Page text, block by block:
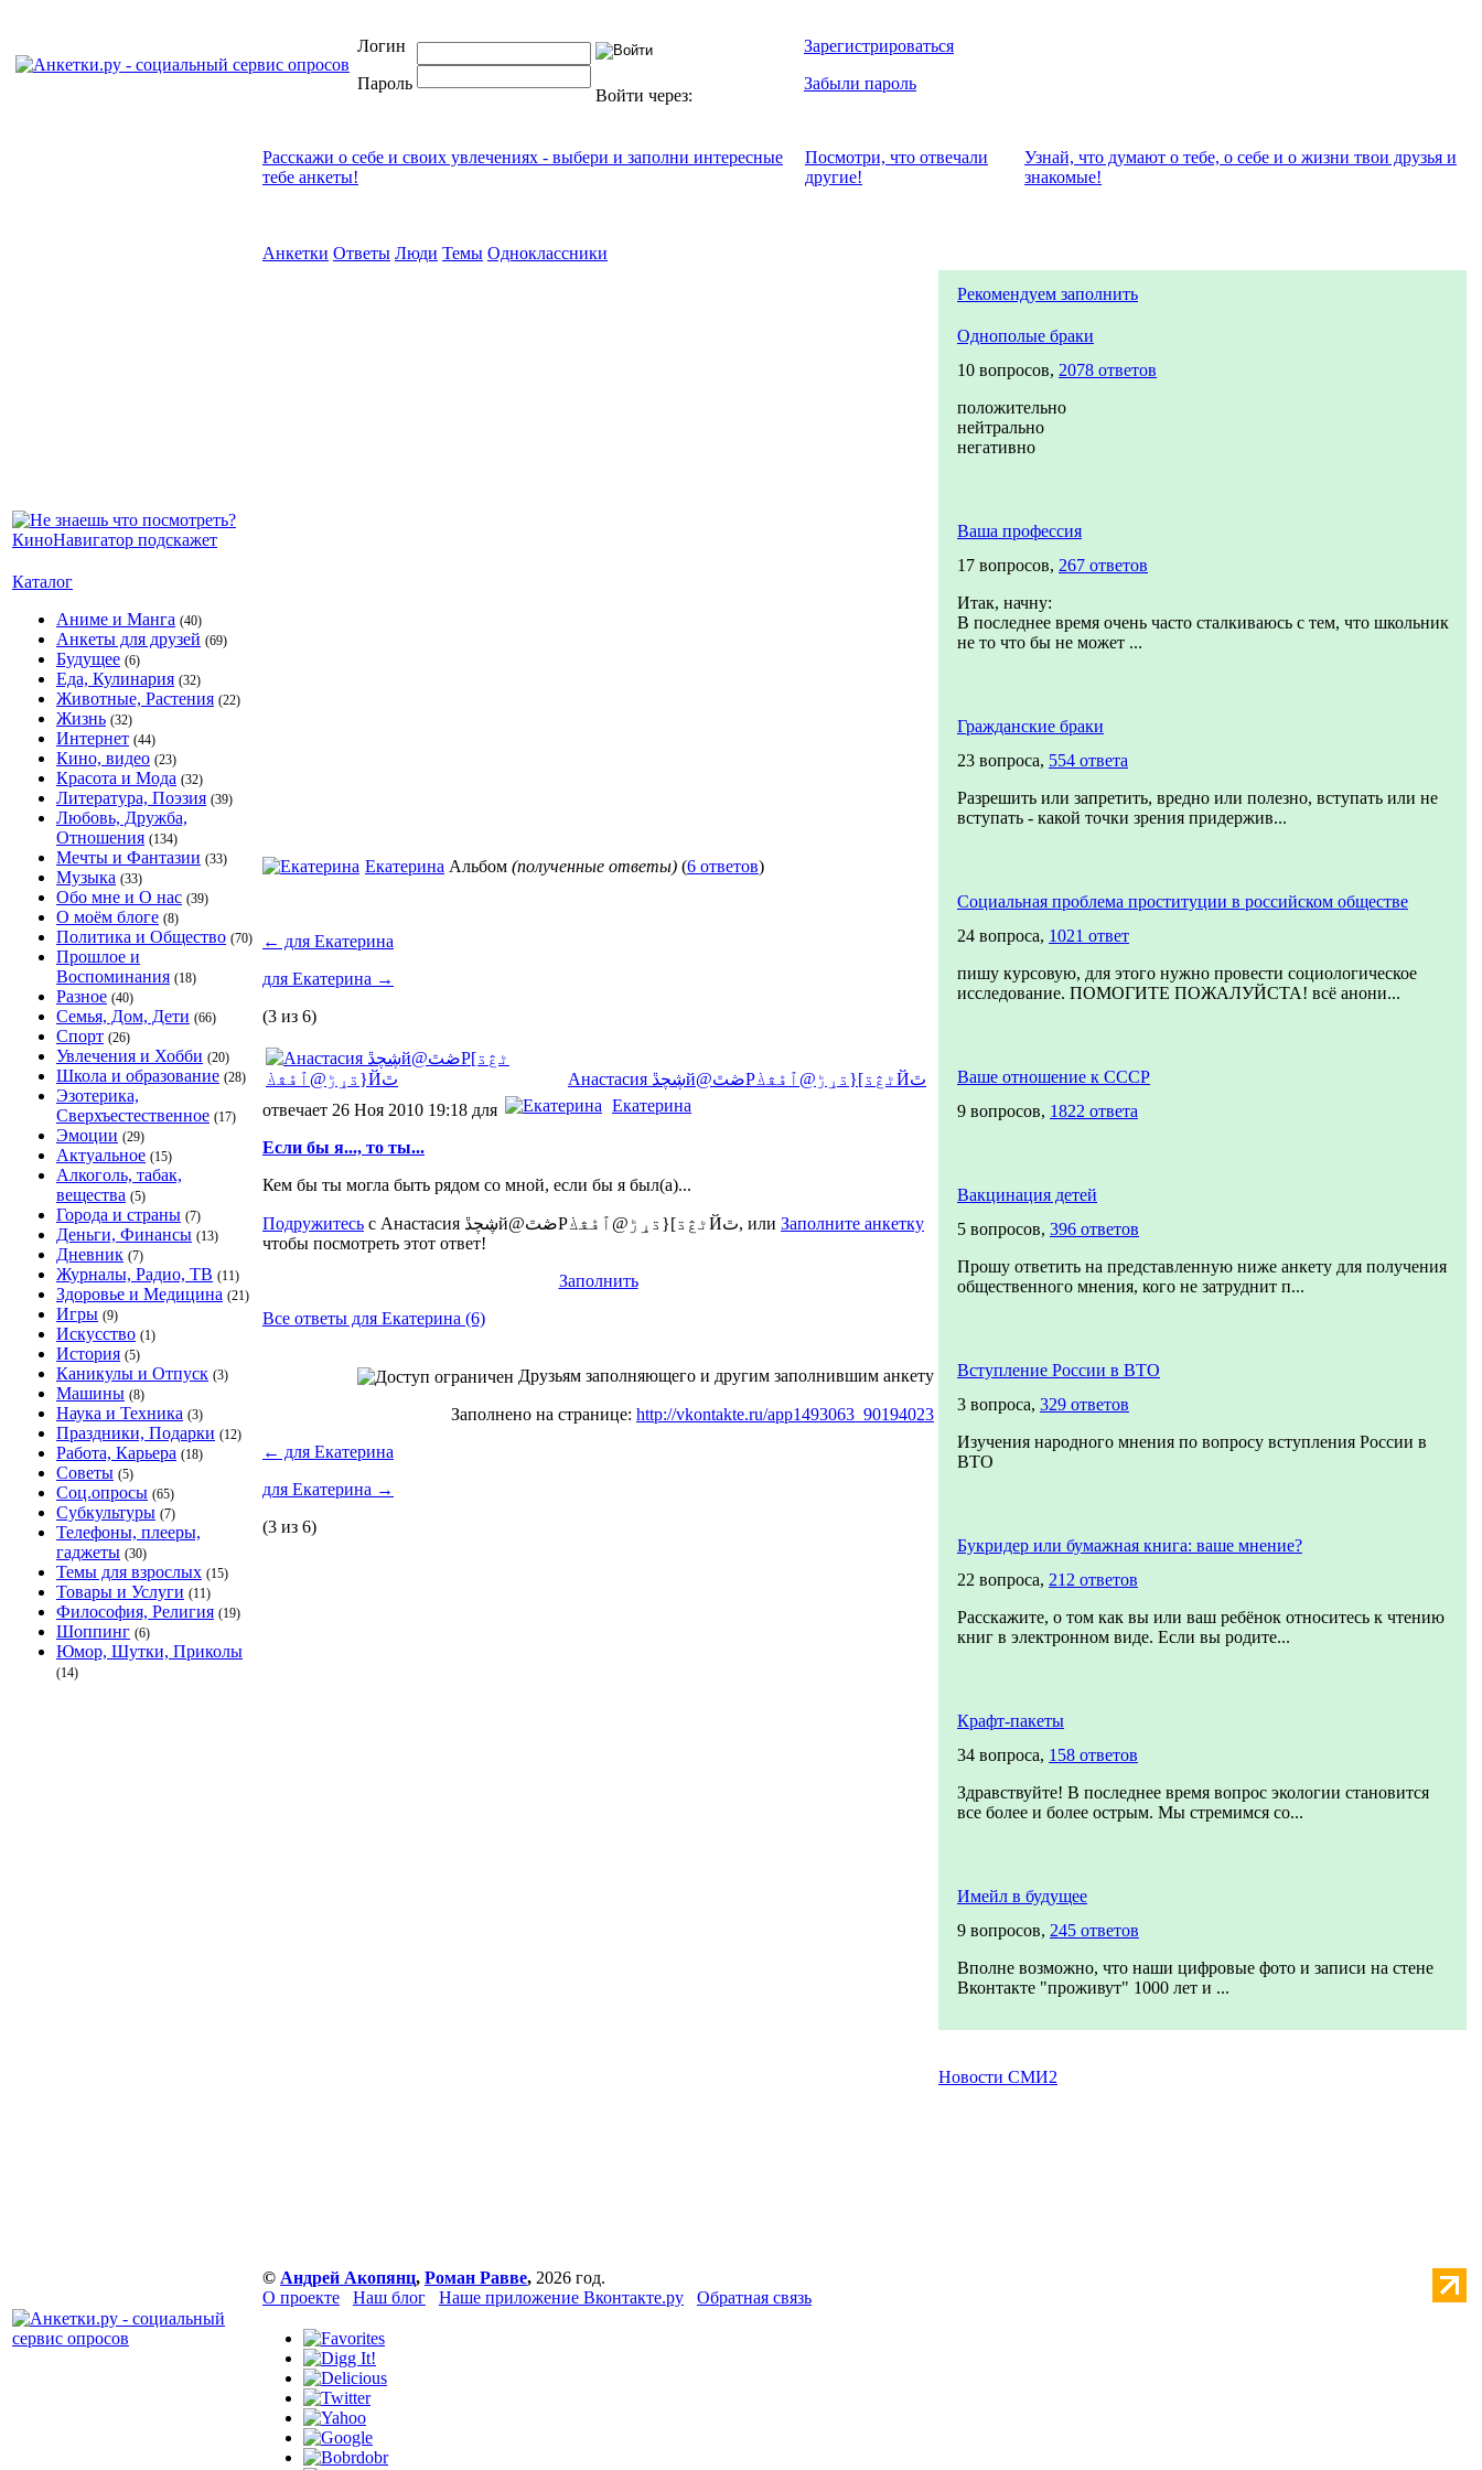
Логин
Пароль
Войти через:
Зарегистрироваться
Забыли пароль
Каталог
Аниме и Манга (40)
Анкеты для друзей (69)
Будущее (6)
Еда, Кулинария (32)
Животные, Растения (22)
Жизнь (32)
Интернет (44)
Кино, видео (23)
Красота и Мода (32)
Литература, Поэзия (39)
Любовь, Дружба,
Отношения (134)
Мечты и Фантазии (33)
Музыка (33)
Обо мне и О нас (39)
О моём блоге (8)
Политика и Общество (70)
Прошлое и
Воспоминания (18)
Разное (40)
Семья, Дом, Дети (66)
Спорт (26)
Увлечения и Хобби (20)
Школа и образование (28)
Эзотерика,
Сверхъестественное (17)
Эмоции (29)
Актуальное (15)
Алкоголь, табак,
вещества (5)
Города и страны (7)
Деньги, Финансы (13)
Дневник (7)
Журналы, Радио, ТВ (11)
Здоровье и Медицина (21)
Игры (9)
Искусство (1)
История (5)
Каникулы и Отпуск (3)
Машины (8)
Наука и Техника (3)
Праздники, Подарки (12)
Работа, Карьера (18)
Советы (5)
Соц.опросы (65)
Субкультуры (7)
Телефоны, плееры,
гаджеты (30)
Темы для взрослых (15)
Товары и Услуги (11)
Философия, Религия (19)
Шоппинг (6)
Юмор, Шутки, Приколы
(14)
Расскажи о себе и своих увлечениях - выбери и заполни интересные
тебе анкеты!
Посмотри, что отвeчали
другие!
Узнай, что думают о тебе, о себе и о жизни твои друзья и
знакомые!
Анкетки Ответы Люди Темы Одноклассники
Екатерина Альбом (полученные ответы) (6 ответов)
← для Екатерина
для Екатерина →
(3 из 6)
Анастасия ڜچڐй@ڞٿРٹڠڌ]{ڌړڑ@ٱڦڤڬЙٿ
отвечает 26 Ноя 2010 19:18 для
Екатерина
Если бы я..., то ты...
Кем бы ты могла быть рядом со мной, если бы я был(а)...
Подружитесь с Анастасия ڜچڐй@ڞٿРٹڠڌ]{ڌړڑ@ٱڦڤڬЙٿ, или Заполните анкетку
чтобы посмотреть этот ответ!
Заполнить
Все ответы для Екатерина (6)
Друзьям заполняющего и другим заполнившим анкету
Заполнено на странице: http://vkontakte.ru/app1493063_90194023
← для Екатерина
для Екатерина →
(3 из 6)
Рекомендуем заполнить
Однополые браки
10 вопросов, 2078 ответов
положительно
нейтрально
негативно
Ваша профессия
17 вопросов, 267 ответов
Итак, начну:
В последнее время очень часто сталкиваюсь с тем, что школьник
не то что бы не может ...
Гражданские браки
23 вопроса, 554 ответа
Разрешить или запретить, вредно или полезно, вступать или не
вступать - какой точки зрения придержив...
Социальная проблема проституции в российском обществе
24 вопроса, 1021 ответ
пишу курсовую, для этого нужно провести социологическое
исследование. ПОМОГИТЕ ПОЖАЛУЙСТА! всё анони...
Ваше отношение к СССР
9 вопросов, 1822 ответа
Вакцинация детей
5 вопросов, 396 ответов
Прошу ответить на представленную ниже анкету для получения
общественного мнения, кого не затруднит п...
Вступление России в ВТО
3 вопроса, 329 ответов
Изучения народного мнения по вопросу вступления России в
ВТО
Букридер или бумажная книга: ваше мнение?
22 вопроса, 212 ответов
Расскажите, о том как вы или ваш ребёнок относитесь к чтению
книг в электронном виде. Если вы родите...
Крафт-пакеты
34 вопроса, 158 ответов
Здравствуйте! В последнее время вопрос экологии становится
все более и более острым. Мы стремимся со...
Имейл в будущее
9 вопросов, 245 ответов
Вполне возможно, что наши цифровые фото и записи на стене
Вконтакте "проживут" 1000 лет и ...
Новости СМИ2
© Андрей Акопянц, Роман Равве, 2026 год.
О проекте
Наш блог Наше приложение Вконтакте.ру Обратная связь